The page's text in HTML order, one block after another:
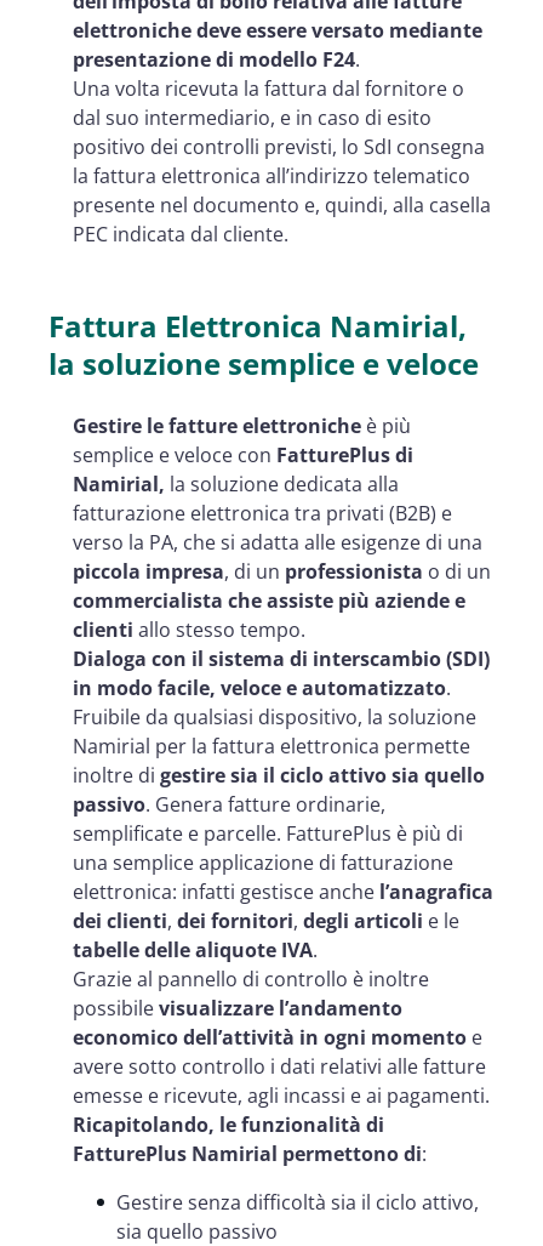
elettroniche deve essere versato mediante
presentazione di modello F24.
Una volta ricevuta la fattura dal fornitore o
dal suo intermediario, e in caso di esito
positivo dei controlli previsti, lo SdI consegna
la fattura elettronica all’indirizzo telematico
presente nel documento e, quindi, alla casella
PEC indicata dal cliente.
Fattura Elettronica Namirial,
la soluzione semplice e veloce
Gestire le fatture elettroniche è più
semplice e veloce con FatturePlus di
Namirial, la soluzione dedicata alla
fatturazione elettronica tra privati (B2B) e
verso la PA, che si adatta alle esigenze di una
piccola impresa, di un professionista o di un
commercialista che assiste più aziende e
clienti allo stesso tempo.
Dialoga con il sistema di interscambio (SDI)
in modo facile, veloce e automatizzato.
Fruibile da qualsiasi dispositivo, la soluzione
Namirial per la fattura elettronica permette
inoltre di gestire sia il ciclo attivo sia quello
passivo. Genera fatture ordinarie,
semplificate e parcelle. FatturePlus è più di
una semplice applicazione di fatturazione
elettronica: infatti gestisce anche l’anagrafica
dei clienti, dei fornitori, degli articoli e le
tabelle delle aliquote IVA.
Grazie al pannello di controllo è inoltre
possibilevisualizzare l’andamento
economico dell’attività in ogni momento e
avere sotto controllo i dati relativi alle fatture
emesse e ricevute, agli incassi e ai pagamenti.
Ricapitolando, le funzionalità di
FatturePlus Namirial permettono di:
Gestire senza difficoltà sia il ciclo attivo,
sia quello passivo